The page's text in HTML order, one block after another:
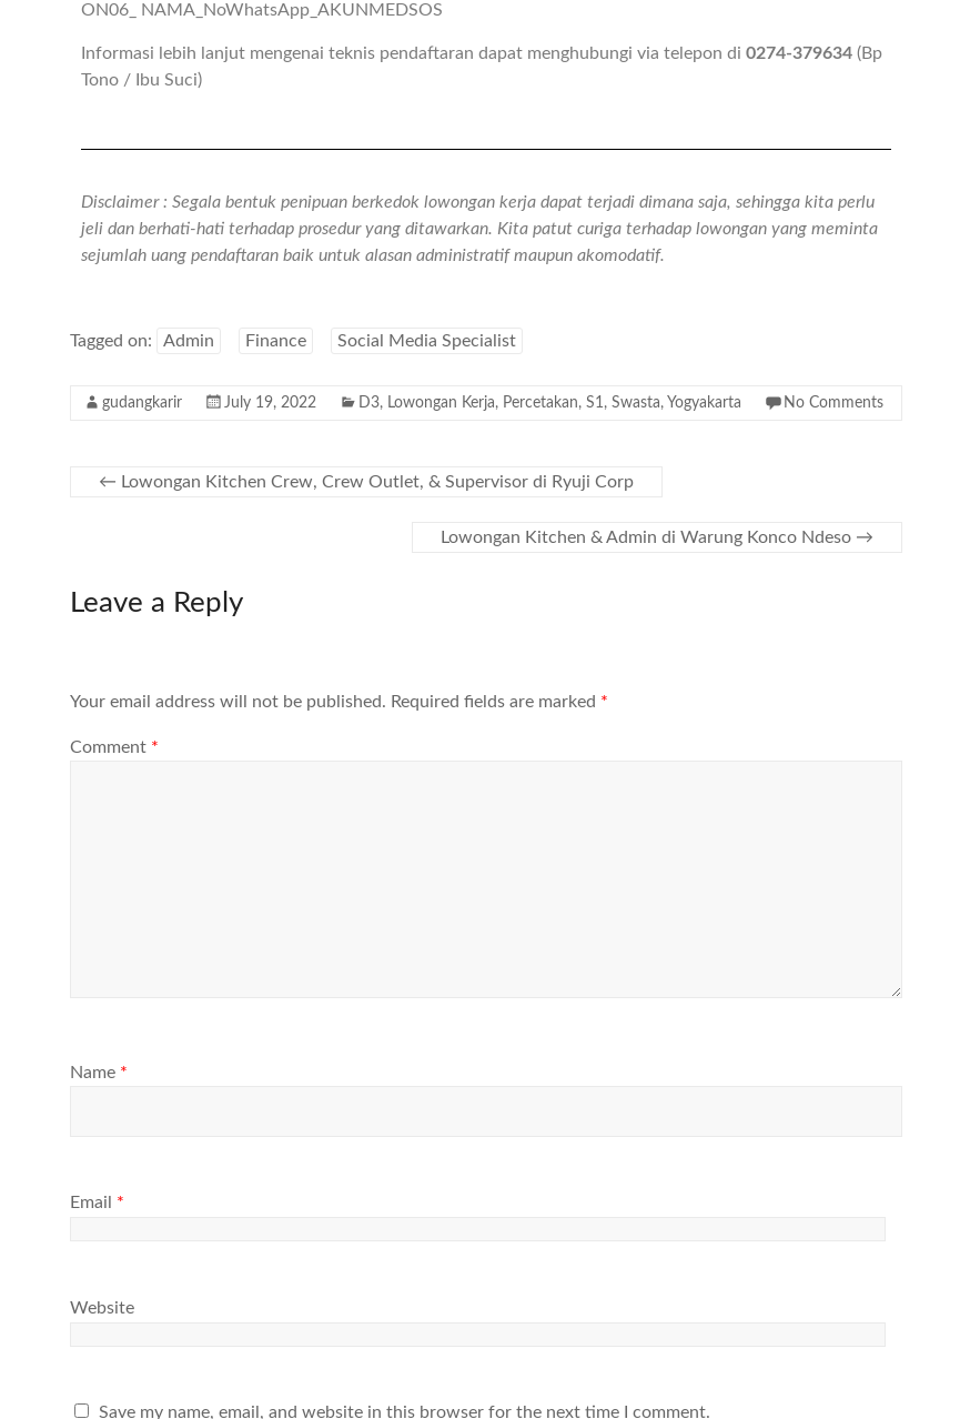
ON06_ NAMA_NoWhatsApp_AKUNMEDSOS
Informasi lebih lanjut mengenai teknis pendaftaran dapat menghubungi via telepon di 0274-379634 (Bp
Tono / Ibu Suci)
Disclaimer : Segala bentuk penipuan berkedok lowongan kerja dapat terjadi dimana saja, sehingga kita perlu
jeli dan berhati-hati terhadap prosedur yang ditawarkan. Kita patut curiga terhadap lowongan yang meminta
sejumlah uang pendaftaran baik untuk alasan administratif maupun akomodatif.
Tagged on: Admin Finance Social Media Specialist
gudangkarir July 19, 2022 D3, Lowongan Kerja, Percetakan, S1, Swasta, Yogyakarta No Comments
← Lowongan Kitchen Crew, Crew Outlet, & Supervisor di Ryuji Corp
Lowongan Kitchen & Admin di Warung Konco Ndeso →
Leave a Reply
Your email address will not be published. Required fields are marked *
Comment *
Name *
Email *
Website
Save my name, email, and website in this browser for the next time I comment.